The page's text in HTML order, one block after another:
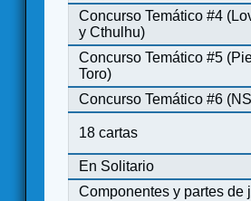
Concurso Temático #4
y Cthulhu)
Concurso Temático #5
Toro)
Concurso Temático #6
18 cartas
En Solitario
Componentes y partes de